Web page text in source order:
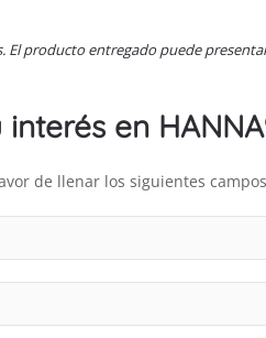
El producto entregado puede
en
de llenar los siguientes